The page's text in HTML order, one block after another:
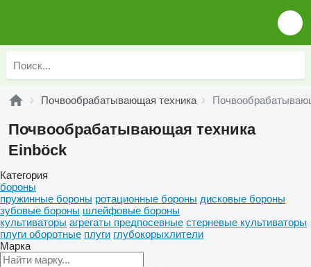
Почвообрабатывающая техника
Почвообрабатывающая техника
Einböck
Категория
бороны
пружинные бороны ротационные бороны дисковые бороны
зубовые бороны шлейфовые бороны
культиваторы агрегаты предпосевные стерневые культиваторы
плуги оборотные плуги глубокорыхлители
Марка